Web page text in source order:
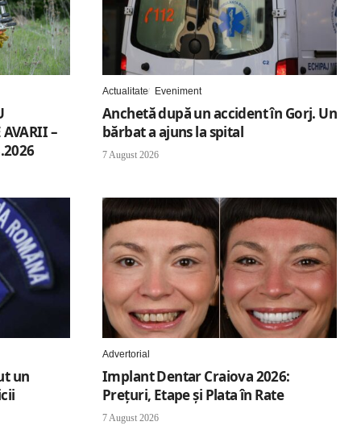
AVARII –
Actualitate Eveniment
Anchetă după un accident în Gorj. Un
bărbat a ajuns la spital
7 August 2026
un
Advertorial
Implant Dentar Craiova 2026:
Preţuri, Etape şi Plata în Rate
7 August 2026